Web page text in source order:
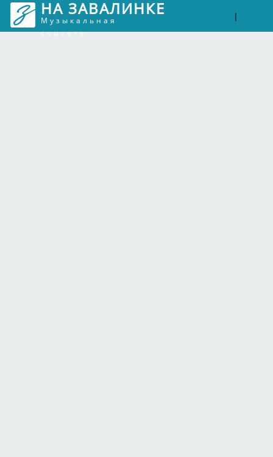
НА ЗАВАЛИНКЕ
Музыкальная
соцсеть
|